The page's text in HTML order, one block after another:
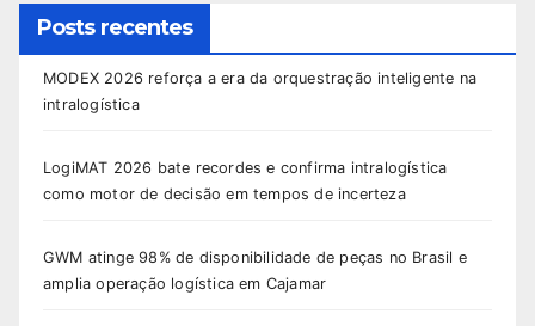
Posts recentes
MODEX 2026 reforça a era da orquestração inteligente na
intralogística
LogiMAT 2026 bate recordes e confirma intralogística
como motor de decisão em tempos de incerteza
GWM atinge 98% de disponibilidade de peças no Brasil e
amplia operação logística em Cajamar